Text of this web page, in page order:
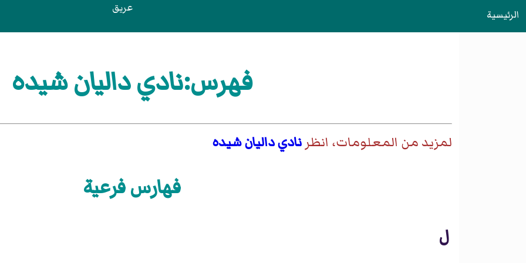
الرئيسية عريق
فهرس:نادي داليان شيده
لمزيد من المعلومات، انظرنادي داليان شيده
فهارس فرعية
ل